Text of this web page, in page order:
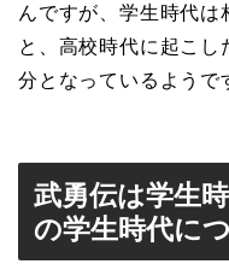
んですが、学生時代は
と、高校時代に起こ
分となっているようで
武勇伝は学生
の学生時代に